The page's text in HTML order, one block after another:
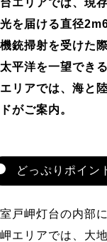
を届ける直径
銃掃射を受けた
平洋を一望できる
リアでは、海と
がご案内。
どっぷりポイン
室戸岬灯台の内部
岬エリアでは、大